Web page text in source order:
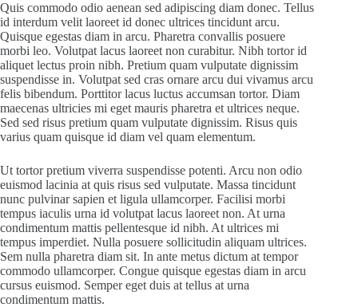
Quis commodo odio aenean sed adipiscing diam donec. Tellus
id interdum velit laoreet id donec ultrices tincidunt arcu.
Quisque egestas diam in arcu. Pharetra convallis posuere
morbi leo. Volutpat lacus laoreet non curabitur. Nibh tortor id
aliquet lectus proin nibh. Pretium quam vulputate dignissim
suspendisse in. Volutpat sed cras ornare arcu dui vivamus arcu
felis bibendum. Porttitor lacus luctus accumsan tortor. Diam
maecenas ultricies mi eget mauris pharetra et ultrices neque.
Sed sed risus pretium quam vulputate dignissim. Risus quis
varius quam quisque id diam vel quam elementum.
Ut tortor pretium viverra suspendisse potenti. Arcu non odio
euismod lacinia at quis risus sed vulputate. Massa tincidunt
nunc pulvinar sapien et ligula ullamcorper. Facilisi morbi
tempus iaculis urna id volutpat lacus laoreet non. At urna
condimentum mattis pellentesque id nibh. At ultrices mi
tempus imperdiet. Nulla posuere sollicitudin aliquam ultrices.
Sem nulla pharetra diam sit. In ante metus dictum at tempor
commodo ullamcorper. Congue quisque egestas diam in arcu
cursus euismod. Semper eget duis at tellus at urna
condimentum mattis.